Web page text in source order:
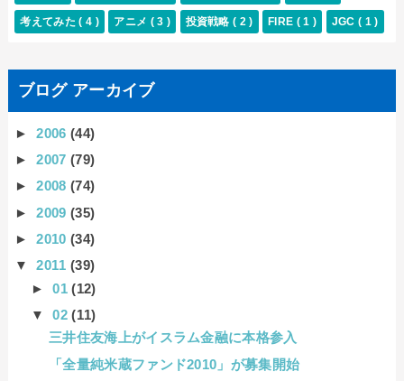
考えてみた( 4 ) アニメ ( 3 ) 投資戦略( 2 ) FIRE ( 1 ) JGC ( 1 )
ブログ アーカイブ
►2006(44)
►2007(79)
►2008(74)
►2009(35)
►2010(34)
▼2011(39)
►01(12)
▼02(11)
三井住友海上がイスラム金融に本格参入
「全量純米蔵ファンド2010」が募集開始